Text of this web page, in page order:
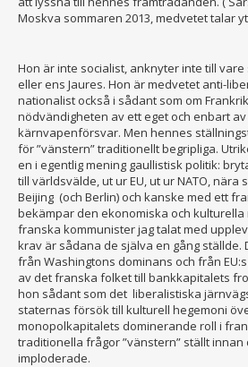
Moskva sommaren 2013, medvetet talar
Hon är inte socialist, anknyter inte till
eller ens Jaures. Hon är medvetet anti-
nationalist också i sådant som om
nödvändigheten av ett eget och enbart
kärnvapenförsvar. Men hennes
för ”vänstern” traditionellt begripliga.
en i egentlig mening gaullistisk politik:
till världsvälde, ut ur EU, ut ur NATO, nära
Beijing (och Berlin) och kanske med ett
bekämpar den ekonomiska och kulturella
franska kommunister jag talat med
krav är sådana de själva en gång ställde.
från Washingtons dominans och från
av det franska folket till bankkapitalets
hon sådant som det liberalistiska
staternas försök till kulturell hegemoni
monopolkapitalets dominerande roll i
traditionella frågor ”vänstern” ställt
imploderade.